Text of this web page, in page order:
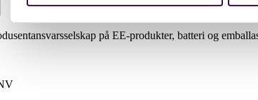
på EE-produkter, batteri og